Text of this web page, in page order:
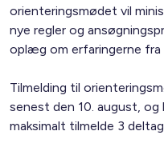
orienteringsmødet vil
nye regler og
oplæg om erfaringerne
Tilmelding til
senest den 10. august, og
maksimalt tilmelde 3